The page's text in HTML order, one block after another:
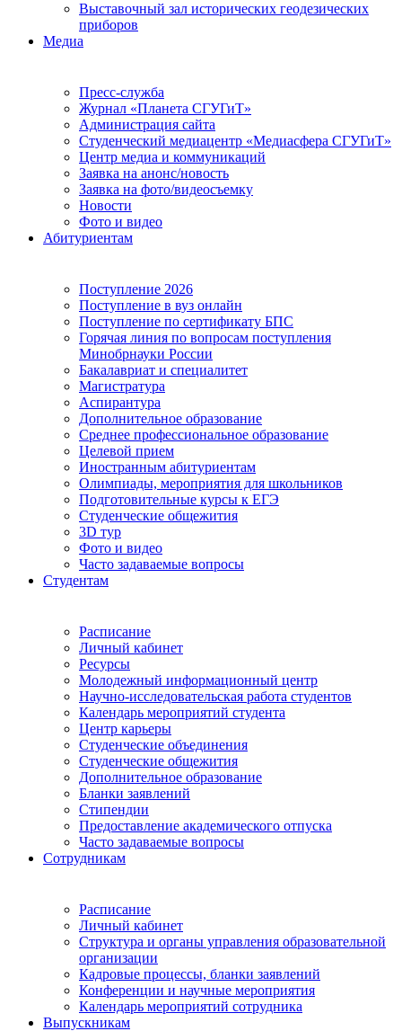
Выставочный зал исторических геодезических
приборов
Медиа
Пресс-служба
Журнал «Планета СГУГиТ»
Администрация сайта
Студенческий медиацентр «Медиасфера СГУГиТ»
Центр медиа и коммуникаций
Заявка на анонс/новость
Заявка на фото/видеосъемку
Новости
Фото и видео
Абитуриентам
Поступление 2026
Поступление в вуз онлайн
Поступление по сертификату БПС
Горячая линия по вопросам поступления
Минобрнауки России
Бакалавриат и специалитет
Магистратура
Аспирантура
Дополнительное образование
Среднее профессиональное образование
Целевой прием
Иностранным абитуриентам
Олимпиады, мероприятия для школьников
Подготовительные курсы к ЕГЭ
Студенческие общежития
3D тур
Фото и видео
Часто задаваемые вопросы
Студентам
Расписание
Личный кабинет
Ресурсы
Молодежный информационный центр
Научно-исследовательская работа студентов
Календарь мероприятий студента
Центр карьеры
Студенческие объединения
Студенческие общежития
Дополнительное образование
Бланки заявлений
Стипендии
Предоставление академического отпуска
Часто задаваемые вопросы
Сотрудникам
Расписание
Личный кабинет
Структура и органы управления образовательной
организации
Кадровые процессы, бланки заявлений
Конференции и научные мероприятия
Календарь мероприятий сотрудника
Выпускникам